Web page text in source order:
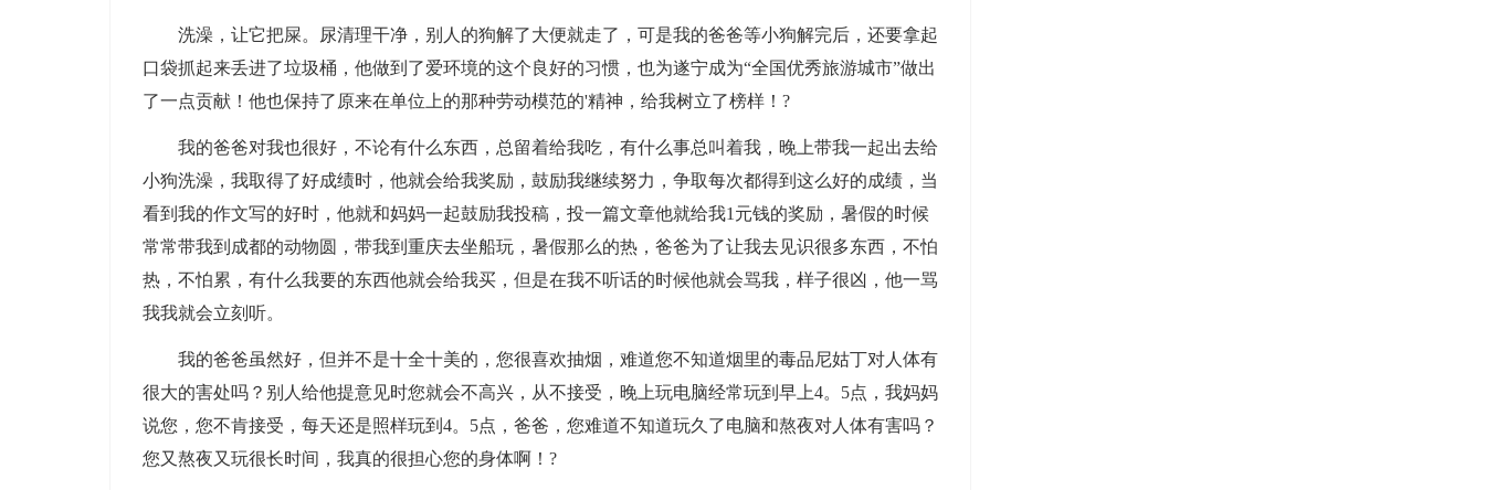
洗澡，让它把屎。尿清理干净，别人的狗解了大便就走了，可是我的爸爸等小狗解完后，还要拿起
口袋抓起来丢进了垃圾桶，他做到了爱环境的这个良好的习惯，也为遂宁成为“全国优秀旅游城市”做出
了一点贡献！他也保持了原来在单位上的那种劳动模范的'精神，给我树立了榜样！?
我的爸爸对我也很好，不论有什么东西，总留着给我吃，有什么事总叫着我，晚上带我一起出去给
小狗洗澡，我取得了好成绩时，他就会给我奖励，鼓励我继续努力，争取每次都得到这么好的成绩，当
看到我的作文写的好时，他就和妈妈一起鼓励我投稿，投一篇文章他就给我1元钱的奖励，暑假的时候
常常带我到成都的动物圆，带我到重庆去坐船玩，暑假那么的热，爸爸为了让我去见识很多东西，不怕
热，不怕累，有什么我要的东西他就会给我买，但是在我不听话的时候他就会骂我，样子很凶，他一骂
我我就会立刻听。
我的爸爸虽然好，但并不是十全十美的，您很喜欢抽烟，难道您不知道烟里的毒品尼姑丁对人体有
很大的害处吗？别人给他提意见时您就会不高兴，从不接受，晚上玩电脑经常玩到早上4。5点，我妈妈
说您，您不肯接受，每天还是照样玩到4。5点，爸爸，您难道不知道玩久了电脑和熬夜对人体有害吗？
您又熬夜又玩很长时间，我真的很担心您的身体啊！?